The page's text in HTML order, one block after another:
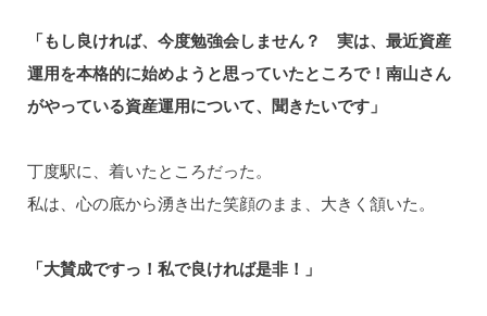
「もし良ければ、今度勉強会しません？ 実は、最近資産
運用を本格的に始めようと思っていたところで！南山さん
がやっている資産運用について、聞きたいです」
丁度駅に、着いたところだった。
私は、心の底から湧き出た笑顔のまま、大きく頷いた。
「大賛成ですっ！私で良ければ是非！」